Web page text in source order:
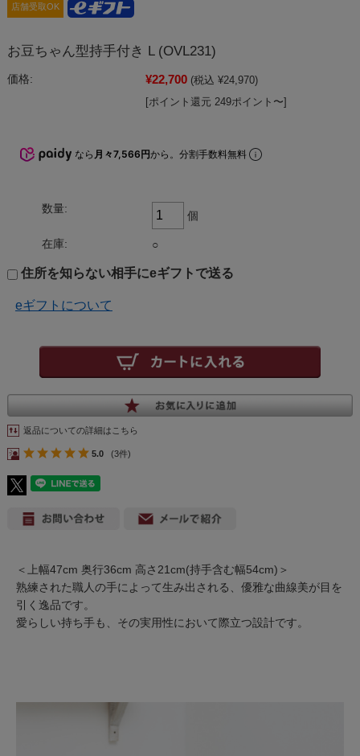
店舗受取OK
お豆ちゃん型持手付き L (OVL231)
価格: ¥22,700 (税込 ¥24,970)
[ポイント還元 249ポイント〜]
なら 月々7,566円から。分割手数料無料
数量:
個
在庫: ○
住所を知らない相手にeギフトで送る
eギフトについて
返品についての詳細はこちら
5.0 (3件)
＜上幅47cm 奥行36cm 高さ21cm(持手含む幅54cm)＞
熟練された職人の手によって生み出される、優雅な曲線美が目を
引く逸品です。
愛らしい持ち手も、その実用性において際立つ設計です。